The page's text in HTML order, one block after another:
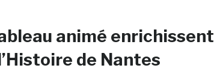
animé enrichissent
de Nantes